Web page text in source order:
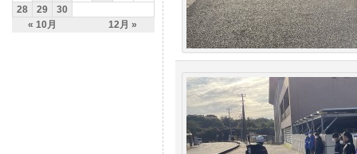
« 10月 12月 »
28
29 30